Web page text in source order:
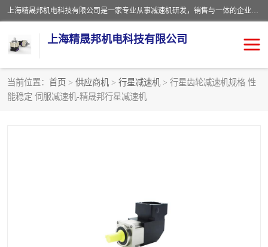
上海精晟邦机电科技有限公司是一家专业从事减速机研发，销售与一体的企业。公司拥有资深技术人员和技术团队服务人才，致力于为广大客户提供专业，细致的产品服务。主营产品有：中型减速电机，微型调速电机，精密行星减速机，蜗轮蜗杆减速机，RFKS四大系列减速机，SKM双曲面齿轮减速机，齿轮减速电机，行星减速机，防爆电机，变频器等系列；产品广泛用于汽车，船舶，能源，环保，包装，物流等领域，欢迎咨询。
上海精晟邦机电科技有限公司
当前位置： 首页 > 供应商机 > 行星减速机 > 行星齿轮减速机规格 性
能稳定 伺服减速机-精晟邦行星减速机
减速电机
晟邦电机